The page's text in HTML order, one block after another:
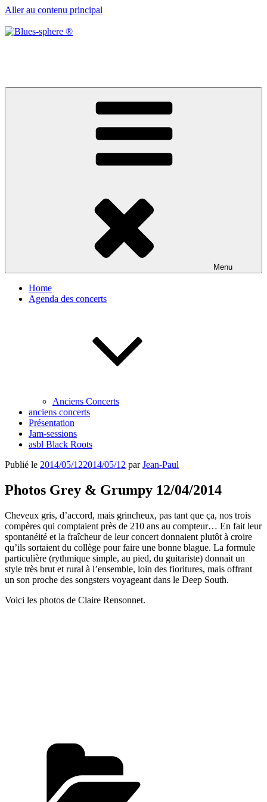
Aller au contenu principal
Menu
Home
Agenda des concerts
Anciens Concerts
anciens concerts
Présentation
Jam-sessions
asbl Black Roots
Publié le 2014/05/122014/05/12 parJean-Paul
Photos Grey & Grumpy 12/04/2014
Cheveux gris, d’accord, mais grincheux, pas tant que ça, nos trois
compères qui comptaient près de 210 ans au compteur… En fait leur
spontanéité et la fraîcheur de leur concert donnaient plutôt à croire
qu’ils sortaient du collège pour faire une bonne blague. La formule
particulière (rythmique simple, au pied, du guitariste) donnait un
style très brut et rural à l’ensemble, loin des fioritures, mais offrant
un son proche des songsters voyageant dans le Deep South.
Voici les photos de Claire Rensonnet.